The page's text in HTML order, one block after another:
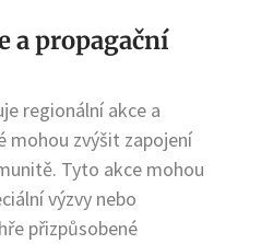
a propagační
regionální akce a
mohou zvýšit zapojení
Tyto akce mohou
výzvy nebo
přizpůsobené